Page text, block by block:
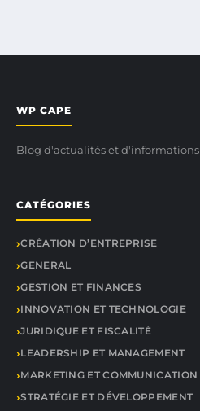
WP CAPE
Blog d'actualités et d'informations
CATÉGORIES
CRÉATION D’ENTREPRISE
GENERAL
GESTION ET FINANCES
INNOVATION ET TECHNOLOGIE
JURIDIQUE ET FISCALITÉ
LEADERSHIP ET MANAGEMENT
MARKETING ET COMMUNICATION
STRATÉGIE ET DÉVELOPPEMENT